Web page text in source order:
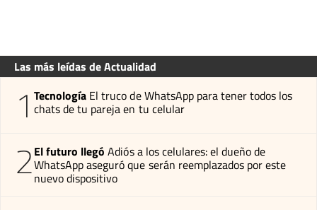
Las más leídas de Actualidad
1 Tecnología El truco de WhatsApp para tener todos los
chats de tu pareja en tu celular
2El futuro llegó Adiós a los celulares: el dueño de
WhatsApp aseguró que serán reemplazados por este
nuevo dispositivo